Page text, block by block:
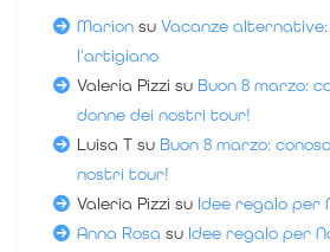
Marion su Vacanze
l’artigiano
Valeria Pizzi su Buon 8 marzo:
donne dei nostri tour!
Luisa T su Buon 8 marzo:
nostri tour!
Valeria Pizzi su Idee regalo per
Anna Rosa su Idee regalo per